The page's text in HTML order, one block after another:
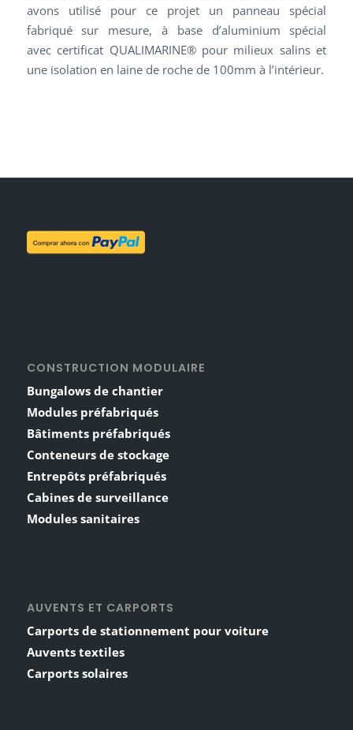
avons utilisé pour ce projet un panneau spécial
fabriqué sur mesure, à base d’aluminium spécial
avec certificat QUALIMARINE® pour milieux salins et
une isolation en laine de roche de 100mm à l’intérieur.
CONSTRUCTION MODULAIRE
Bungalows de chantier
Modules préfabriqués
Bâtiments préfabriqués
Conteneurs de stockage
Entrepôts préfabriqués
Cabines de surveillance
Modules sanitaires
AUVENTS ET CARPORTS
Carports de stationnement pour voiture
Auvents textiles
Carports solaires